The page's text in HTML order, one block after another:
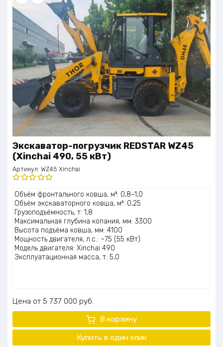
Экскаватор-погрузчик REDSTAR WZ45
(Xinchai 490, 55 кВт)
Артикул: WZ45 Xinchai
Оценка
5.00из 5
Объём фронтального ковша, м³: 0,8–1,0
Объём экскаваторного ковша, м³: 0,25
Грузоподъёмность, т: 1,8
Максимальная глубина копания, мм: 3300
Высота подъёма ковша, мм: 4100
Мощность двигателя, л.с.: ~75 (55 кВт)
Модель двигателя: Xinchai 490
Эксплуатационная масса, т: 5,0
Цена 5 737 000 руб.
В корзину
Купить в один клик